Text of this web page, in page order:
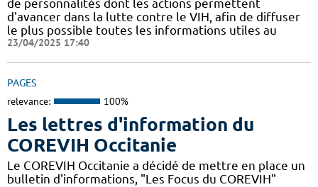
de personnalités dont les actions permettent
d'avancer dans la lutte contre le VIH, afin de diffuser
le plus possible toutes les informations utiles au
23/04/2025 17:40
PAGES
relevance: 100%
Les lettres d'information du
COREVIH Occitanie
Le COREVIH Occitanie a décidé de mettre en place un
bulletin d'informations, "Les Focus du COREVIH"